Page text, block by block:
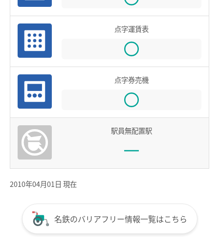
券面文字が見えにくくなったとき
不要になったとき
利用履歴を確認したいとき
manacaのQ＆A
用語の説明
約款／manacaご利用ガイド
個人情報保護について
点字運賃表
点字券売機
駅員無配置駅
2010年04月01日 現在
名鉄のバリアフリー情報一覧はこちら